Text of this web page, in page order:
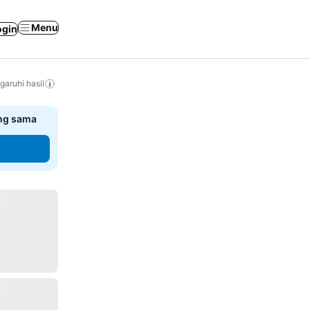
Menu
hasil
sama